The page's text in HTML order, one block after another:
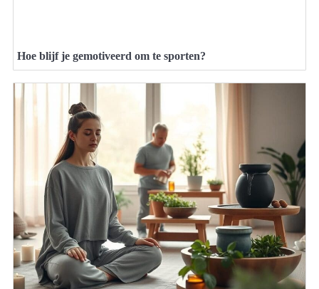
Hoe blijf je gemotiveerd om te sporten?